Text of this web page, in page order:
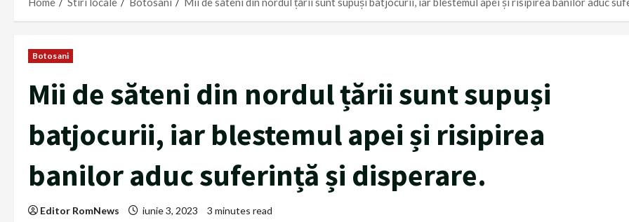
Botosani
Mii de săteni din nordul țării sunt supuși
batjocurii, iar blestemul apei și risipirea
banilor aduc suferință și disperare.
Editor RomNews iunie 3, 2023 3 minutes read